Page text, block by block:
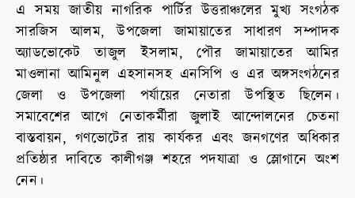
এ সময় জাতীয় নাগরিক পার্টির উত্তরাঞ্চলের মুখ্য সংগঠক
সারজিস আলম, উপজেলা জামায়াতের সাধারণ সম্পাদক
অ্যাডভোকেট তাজুল ইসলাম, পৌর জামায়াতের আমির
মাওলানা আমিনুল এহসানসহ এনসিপি ও এর অঙ্গসংগঠনের
জেলা ও উপজেলা পর্যায়ের নেতারা উপস্থিত ছিলেন।
সমাবেশের আগে নেতাকর্মীরা জুলাই আন্দোলনের চেতনা
বাস্তবায়ন, গণভোটের রায় কার্যকর এবং জনগণের অধিকার
প্রতিষ্ঠার দাবিতে কালীগঞ্জ শহরে পদযাত্রা ও স্লোগানে অংশ
নেন।